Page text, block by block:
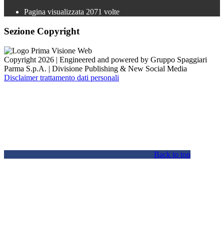
Pagina visualizzata 2071 volte
Sezione Copyright
Copyright 2026 | Engineered and powered by Gruppo Spaggiari
Parma S.p.A. | Divisione Publishing & New Social Media
Disclaimer trattamento dati personali
Back to top